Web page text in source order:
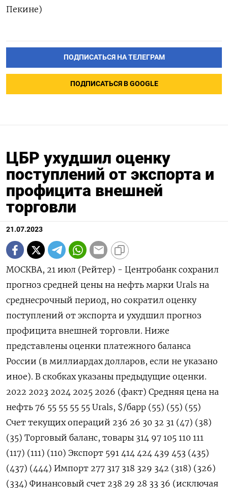
Пекине)
ПОДПИСАТЬСЯ НА ТЕЛЕГРАМ
ПОДПИСАТЬСЯ В GOOGLE
ЦБР ухудшил оценку
поступлений от экспорта и
профицита внешней
торговли
21.07.2023
МОСКВА, 21 июл (Рейтер) - Центробанк сохранил
прогноз средней цены на нефть марки Urals на
среднесрочный период, но сократил оценку
поступлений от экспорта и ухудшил прогноз
профицита внешней торговли. Ниже
представлены оценки платежного баланса
России (в миллиардах долларов, если не указано
иное). В скобках указаны предыдущие оценки.
2022 2023 2024 2025 2026 (факт) Средняя цена на
нефть 76 55 55 55 55 Urals, $/барр (55) (55) (55)
Счет текущих операций 236 26 30 32 31 (47) (38)
(35) Торговый баланс, товары 314 97 105 110 111
(117) (111) (110) Экспорт 591 414 424 439 453 (435)
(437) (444) Импорт 277 317 318 329 342 (318) (326)
(334) Финансовый счет 238 29 28 33 36 (исключая